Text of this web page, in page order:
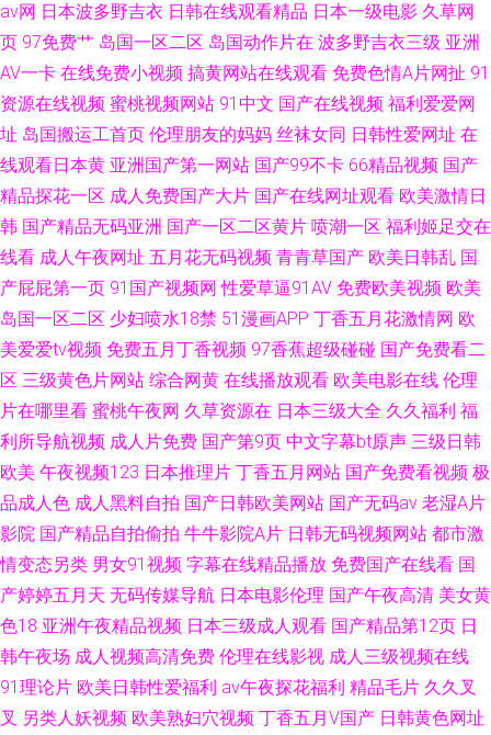
av网 日本波多野吉衣 日韩在线观看精品 日本一级电影 久草网
页 97免费艹 岛国一区二区 岛国动作片在 波多野吉衣三级 亚洲
AV一卡 在线免费小视频 搞黄网站在线观看 免费色情A片网扯 91
资源在线视频 蜜桃视频网站 91中文 国产在线视频 福利爱爱网
址 岛国搬运工首页 伦理朋友的妈妈 丝袜女同 日韩性爱网址 在
线观看日本黄 亚洲国产第一网站 国产99不卡 66精品视频 国产
精品探花一区 成人免费国产大片 国产在线网址观看 欧美激情日
韩 国产精品无码亚洲 国产一区二区黄片 喷潮一区 福利姬足交在
线看 成人午夜网址 五月花无码视频 青青草国产 欧美日韩乱 国
产屁屁第一页 91国产视频网 性爱草逼91AV 免费欧美视频 欧美
岛国一区二区 少妇喷水18禁 51漫画APP 丁香五月花激情网 欧
美爱爱tv视频 免费五月丁香视频 97香蕉超级碰碰 国产免费看二
区 三级黄色片网站 综合网黄 在线播放观看 欧美电影在线 伦理
片在哪里看 蜜桃午夜网 久草资源在 日本三级大全 久久福利 福
利所导航视频 成人片免费 国产第9页 中文字幕bt原声 三级日韩
欧美 午夜视频123 日本推理片 丁香五月网站 国产免费看视频 极
品成人色 成人黑料自拍 国产日韩欧美网站 国产无码av 老湿A片
影院 国产精品自拍偷拍 牛牛影院A片 日韩无码视频网站 都市激
情变态另类 男女91视频 字幕在线精品播放 免费国产在线看 国
产婷婷五月天 无码传媒导航 日本电影伦理 国产午夜高清 美女黄
色18 亚洲午夜精品视频 日本三级成人观看 国产精品第12页 日
韩午夜场 成人视频高清免费 伦理在线影视 成人三级视频在线
91理论片 欧美日韩性爱福利 av午夜探花福利 精品毛片 久久叉
叉 另类人妖视频 欧美熟妇穴视频 丁香五月V国产 日韩黄色网址